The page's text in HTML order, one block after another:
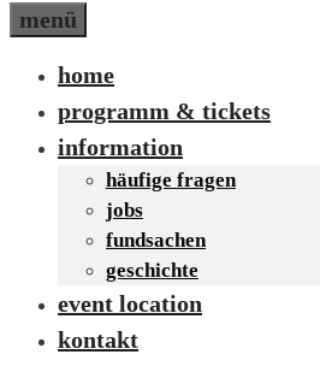
menü
home
programm & tickets
information
häufige fragen
jobs
fundsachen
geschichte
event location
kontakt